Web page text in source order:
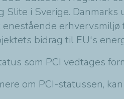
Slite i Sverige.
enestående
bidrag til EU's
som PCI vedtages
om PCI-statussen,